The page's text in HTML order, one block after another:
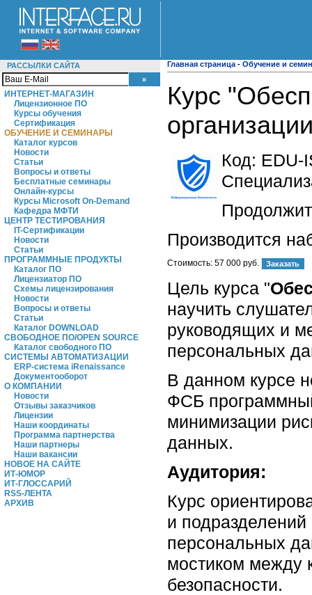
РАССЫЛКИ САЙТА
ИНТЕРНЕТ-МАГАЗИН
Лицензионное ПО
Курсы обучения
Сертификация
ОБУЧЕНИЕ И СЕМИНАРЫ
Каталог курсов
Новости
Статьи
Вопросы и ответы
Бесплатные семинары
Онлайн-курсы
Курсы Microsoft On-Demand
Кафедра МФТИ
ЦЕНТР ТЕСТИРОВАНИЯ
IT-Сертификации
Новости
Статьи
ПРОГРАММНЫЕ ПРОДУКТЫ
Каталог ПО
Лицензиатор ПО
Схемы лицензирования
Новости
Вопросы и ответы
Статьи
Каталог DOWNLOAD
СВОБОДНОЕ ПО/OPEN SOURCE
Каталог свободного ПО
СИСТЕМЫ АВТОМАТИЗАЦИИ
ERP-система iRenaissance
Документооборот
О КОМПАНИИ
Новости
Отзывы заказчиков
Лицензии
Наши координаты
Программа партнерства
Наши партнеры
Наши вакансии
НОВОЕ НА САЙТЕ
ИТ-ЮМОР
ИТ-ГЛОССАРИЙ
RSS-ЛЕНТА
АРХИВ
Главная страница - Обучение и
Курс
Код: EDU-
Производится
Стоимость: 57 000 руб.
Цель курса "
научить
руководящих и
персональных
В данном курсе
ФСБ
минимизации
данных.
Аудитория:
Курс
и
персональных
мостиком между
безопасности.